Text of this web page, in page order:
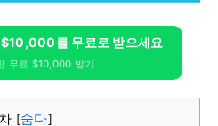
를 무료로 받으세요
무료 $10,000 받기
[숨다]